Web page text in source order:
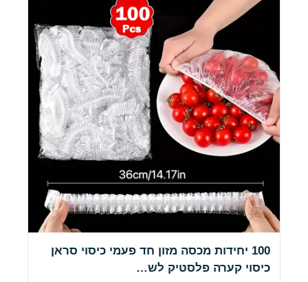
100 יחידות מכסה מזון חד פעמי כיסוי סראן
כיסוי קערה פלסטיק לש…